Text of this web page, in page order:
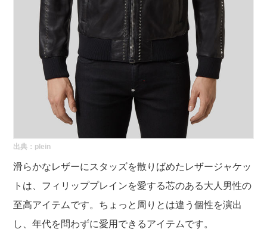
出典： plein
滑らかなレザーにスタッズを散りばめたレザージャケッ
トは、フィリッププレインを愛する芯のある大人男性の
至高アイテムです。ちょっと周りとは違う個性を演出
し、年代を問わずに愛用できるアイテムです。